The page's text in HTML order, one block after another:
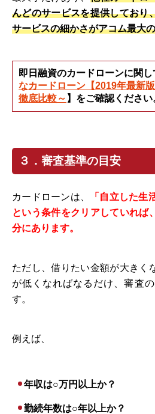
んどのサービスを提供しており
サービスの細かさがアコム最大
即日融資のカードローンに関し
なカードローン【2019年最新
徹底比較～ 】をご確認ください
３．審査基準の目安
カードローンは、
「自立した生
という条件をクリアしていれば
分にあります。
ただし、借りたい金額が大きく
が低くなればなるだけ、審査
す。
例えば、
年収は○万円以上か？
勤続年数は○年以上か？